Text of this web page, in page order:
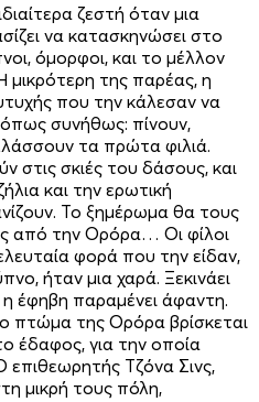
ζεστή όταν μια
να κατασκηνώσει στο
όμορφοι, και το μέλλον
μικρότερη της παρέας, η
που την κάλεσαν να
συνήθως: πίνουν,
τα πρώτα φιλιά.
στις σκιές του δάσους, και
και την ερωτική
Το ξημέρωμα θα τους
από την Ορόρα… Οι φίλοι
φορά που την είδαν,
ήταν μια χαρά. Ξεκινάει
η έφηβη παραμένει άφαντη.
πτώμα της Ορόρα βρίσκεται
έδαφος, για την οποία
επιθεωρητής Τζόνα Σινς,
μικρή τους πόλη,